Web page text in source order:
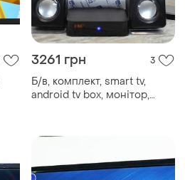
3261 грн 3
Б/в, комплект, smart tv,
android tv box, монітор,